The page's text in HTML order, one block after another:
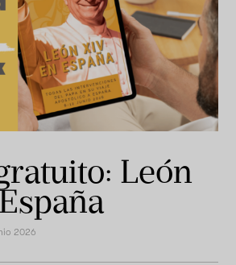
León
2026